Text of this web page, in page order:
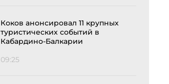
Коков анонсировал 11 крупных
туристических событий в
Кабардино-Балкарии
09:25